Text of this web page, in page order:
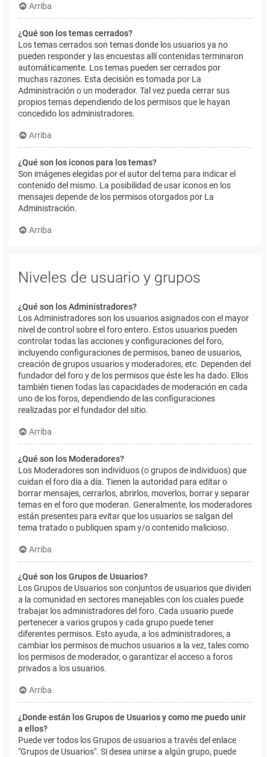
Arriba
¿Qué son los temas cerrados?
Los temas cerrados son temas donde los usuarios ya no
pueden responder y las encuestas allí contenidas terminaron
automáticamente. Los temas pueden ser cerrados por
muchas razones. Esta decisión es tomada por La
Administración o un moderador. Tal vez pueda cerrar sus
propios temas dependiendo de los permisos que le hayan
concedido los administradores.
Arriba
¿Qué son los iconos para los temas?
Son imágenes elegidas por el autor del tema para indicar el
contenido del mismo. La posibilidad de usar iconos en los
mensajes depende de los permisos otorgados por La
Administración.
Arriba
Niveles de usuario y grupos
¿Qué son los Administradores?
Los Administradores son los usuarios asignados con el mayor
nivel de control sobre el foro entero. Estos usuarios pueden
controlar todas las acciones y configuraciones del foro,
incluyendo configuraciones de permisos, baneo de usuarios,
creación de grupos usuarios y moderadores, etc. Dependen del
fundador del foro y de los permisos que éste les ha dado. Ellos
también tienen todas las capacidades de moderación en cada
uno de los foros, dependiendo de las configuraciones
realizadas por el fundador del sitio.
Arriba
¿Qué son los Moderadores?
Los Moderadores son individuos (o grupos de individuos) que
cuidan el foro día a día. Tienen la autoridad para editar o
borrar mensajes, cerrarlos, abrirlos, moverlos, borrar y separar
temas en el foro que moderan. Generalmente, los moderadores
están presentes para evitar que los usuarios se salgan del
tema tratado o publiquen spam y/o contenido malicioso.
Arriba
¿Qué son los Grupos de Usuarios?
Los Grupos de Usuarios son conjuntos de usuarios que dividen
a la comunidad en sectores manejables con los cuales puede
trabajar los administradores del foro. Cada usuario puede
pertenecer a varios grupos y cada grupo puede tener
diferentes permisos. Esto ayuda, a los administradores, a
cambiar los permisos de muchos usuarios a la vez, tales como
los permisos de moderador, o garantizar el acceso a foros
privados a los usuarios.
Arriba
¿Donde están los Grupos de Usuarios y como me puedo unir
a ellos?
Puede ver todos los Grupos de usuarios a través del enlace
"Grupos de Usuarios". Si desea unirse a algún grupo, puede